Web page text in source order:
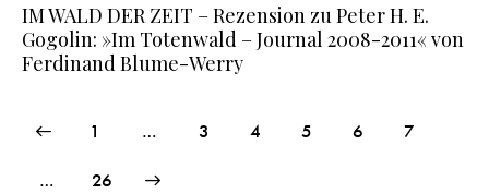
IM WALD DER ZEIT – Rezension zu Peter H. E.
Gogolin: »Im Totenwald – Journal 2008-2011« von
Ferdinand Blume-Werry
1 … 3 4 5 6 7
… 26
>